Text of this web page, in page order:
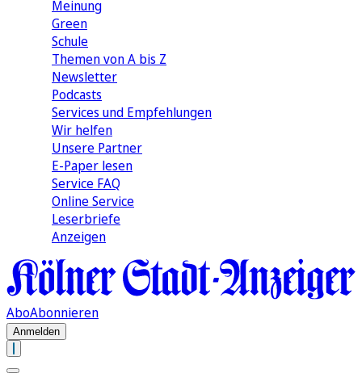
Meinung
Green
Schule
Themen von A bis Z
Newsletter
Podcasts
Services und Empfehlungen
Wir helfen
Unsere Partner
E-Paper lesen
Service FAQ
Online Service
Leserbriefe
Anzeigen
AboAbonnieren
Anmelden